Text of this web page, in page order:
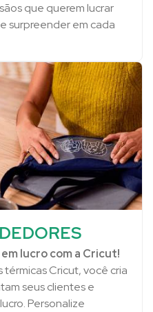
que querem lucrar
surpreender em cada
lucro com a Cricut!
térmicas Cricut, você cria
seus clientes e
Personalize